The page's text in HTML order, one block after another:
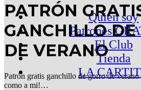
Quien soy
Patrones
El Club
Tienda
LA
PATRÓN
GANCHILLO DE
DE VERANO
Patrón gratis ganchillo de gorro de verano
como a mi!…